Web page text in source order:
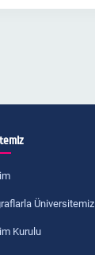
Üniversitemiz
Kurulu